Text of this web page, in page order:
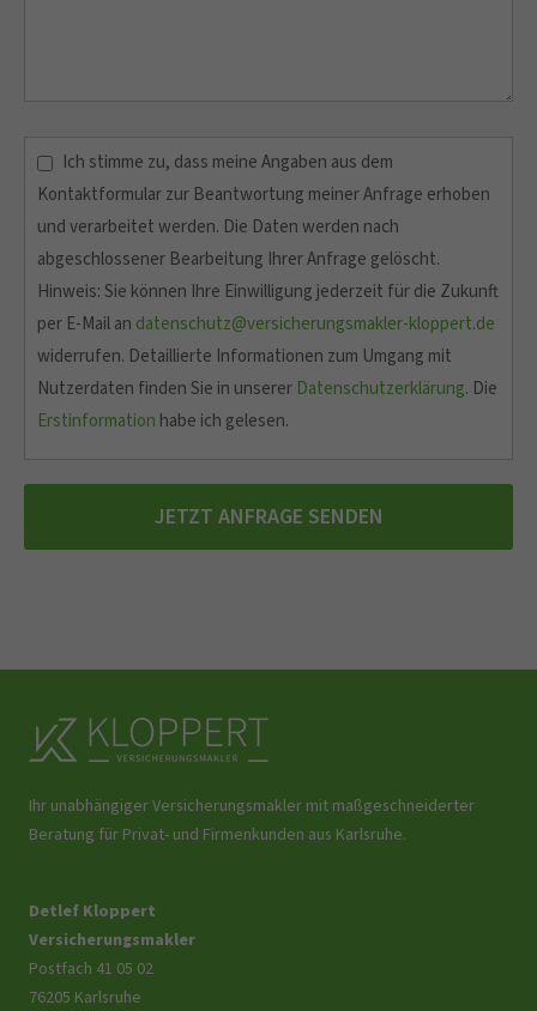
Ich stimme zu, dass meine Angaben aus dem
Kontaktformular zur Beantwortung meiner Anfrage erhoben
und verarbeitet werden. Die Daten werden nach
abgeschlossener Bearbeitung Ihrer Anfrage gelöscht.
Hinweis: Sie können Ihre Einwilligung jederzeit für die Zukunft
per E-Mail an datenschutz@versicherungsmakler-kloppert.de
widerrufen. Detaillierte Informationen zum Umgang mit
Nutzerdaten finden Sie in unserer Datenschutzerklärung. Die
Erstinformation habe ich gelesen.
JETZT ANFRAGE SENDEN
Ihr unabhängiger Versicherungsmakler mit maßgeschneiderter
Beratung für Privat- und Firmenkunden aus Karlsruhe.
Detlef Kloppert
Versicherungsmakler
Postfach 41 05 02
76205 Karlsruhe